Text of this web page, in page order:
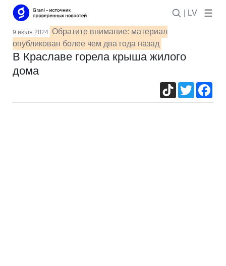
| LV
9 июля 2024 Обратите внимание: материал
опубликован более чем два года назад
В Краславе горела крыша жилого
дома
TikTokTwitter